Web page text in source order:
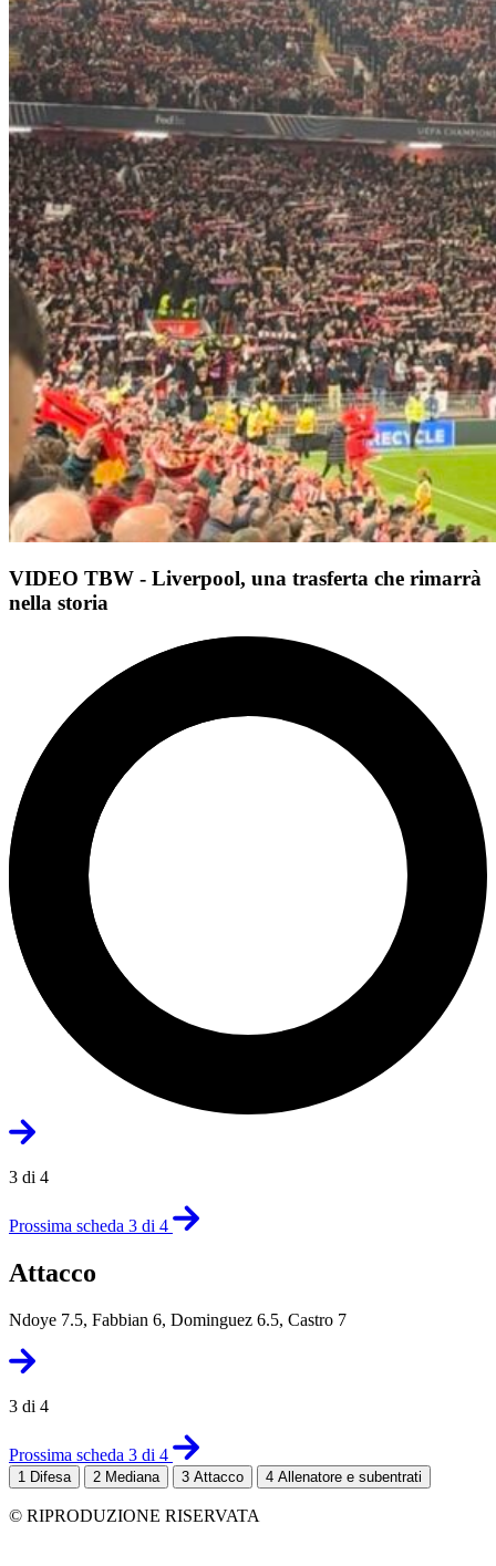
VIDEO TBW - Liverpool, una trasferta che rimarrà
nella storia
3 di 4
Prossima scheda 3 di 4
Attacco
Ndoye 7.5, Fabbian 6, Dominguez 6.5, Castro 7
3 di 4
Prossima scheda 3 di 4
1 Difesa 2 Mediana 3 Attacco 4 Allenatore e subentrati
© RIPRODUZIONE RISERVATA